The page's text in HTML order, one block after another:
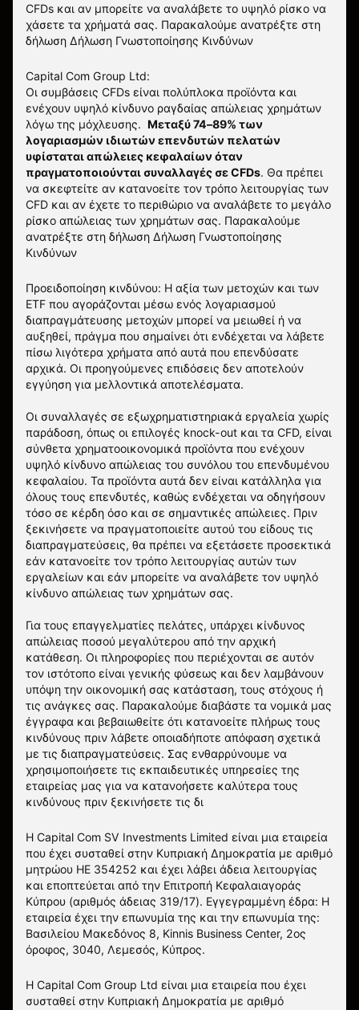
CFDs και αν μπορείτε να αναλάβετε το υψηλό ρίσκο να
χάσετε τα χρήματά σας. Παρακαλούμε ανατρέξτε στη
δήλωση Δήλωση Γνωστοποίησης Κινδύνων
Capital Com Group Ltd:
Οι συμβάσεις CFDs είναι πολύπλοκα προϊόντα και
ενέχουν υψηλό κίνδυνο ραγδαίας απώλειας χρημάτων
λόγω της μόχλευσης. Μεταξύ 74–89% των
λογαριασμών ιδιωτών επενδυτών πελατών
υφίσταται απώλειες κεφαλαίων όταν
πραγματοποιούνται συναλλαγές σε CFDs. Θα πρέπει
να σκεφτείτε αν κατανοείτε τον τρόπο λειτουργίας των
CFD και αν έχετε το περιθώριο να αναλάβετε το μεγάλο
ρίσκο απώλειας των χρημάτων σας. Παρακαλούμε
ανατρέξτε στη δήλωση Δήλωση Γνωστοποίησης
Κινδύνων
Προειδοποίηση κινδύνου: Η αξία των μετοχών και των
ETF που αγοράζονται μέσω ενός λογαριασμού
διαπραγμάτευσης μετοχών μπορεί να μειωθεί ή να
αυξηθεί, πράγμα που σημαίνει ότι ενδέχεται να λάβετε
πίσω λιγότερα χρήματα από αυτά που επενδύσατε
αρχικά. Οι προηγούμενες επιδόσεις δεν αποτελούν
εγγύηση για μελλοντικά αποτελέσματα.
Οι συναλλαγές σε εξωχρηματιστηριακά εργαλεία χωρίς
παράδοση, όπως οι επιλογές knock-out και τα CFD, είναι
σύνθετα χρηματοοικονομικά προϊόντα που ενέχουν
υψηλό κίνδυνο απώλειας του συνόλου του επενδυμένου
κεφαλαίου. Τα προϊόντα αυτά δεν είναι κατάλληλα για
όλους τους επενδυτές, καθώς ενδέχεται να οδηγήσουν
τόσο σε κέρδη όσο και σε σημαντικές απώλειες. Πριν
ξεκινήσετε να πραγματοποιείτε αυτού του είδους τις
διαπραγματεύσεις, θα πρέπει να εξετάσετε προσεκτικά
εάν κατανοείτε τον τρόπο λειτουργίας αυτών των
εργαλείων και εάν μπορείτε να αναλάβετε τον υψηλό
κίνδυνο απώλειας των χρημάτων σας.
Για τους επαγγελματίες πελάτες, υπάρχει κίνδυνος
απώλειας ποσού μεγαλύτερου από την αρχική
κατάθεση. Οι πληροφορίες που περιέχονται σε αυτόν
τον ιστότοπο είναι γενικής φύσεως και δεν λαμβάνουν
υπόψη την οικονομική σας κατάσταση, τους στόχους ή
τις ανάγκες σας. Παρακαλούμε διαβάστε τα νομικά μας
έγγραφα και βεβαιωθείτε ότι κατανοείτε πλήρως τους
κινδύνους πριν λάβετε οποιαδήποτε απόφαση σχετικά
με τις διαπραγματεύσεις. Σας ενθαρρύνουμε να
χρησιμοποιήσετε τις εκπαιδευτικές υπηρεσίες της
εταιρείας μας για να κατανοήσετε καλύτερα τους
κινδύνους πριν ξεκινήσετε τις δι
Η Capital Com SV Investments Limited είναι μια εταιρεία
που έχει συσταθεί στην Κυπριακή Δημοκρατία με αριθμό
μητρώου HE 354252 και έχει λάβει άδεια λειτουργίας
και εποπτεύεται από την Επιτροπή Κεφαλαιαγοράς
Κύπρου (αριθμός άδειας 319/17). Εγγεγραμμένη έδρα: Η
εταιρεία έχει την επωνυμία της και την επωνυμία της:
Βασιλείου Μακεδόνος 8, Kinnis Business Center, 2ος
όροφος, 3040, Λεμεσός, Κύπρος.
Η Capital Com Group Ltd είναι μια εταιρεία που έχει
συσταθεί στην Κυπριακή Δημοκρατία με αριθμό